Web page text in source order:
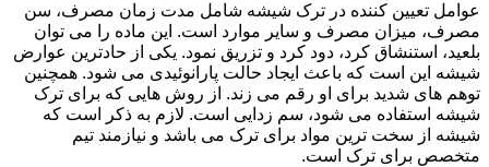
عوامل تعیین کننده در ترک شیشه شامل مدت زمان مصرف، سن
مصرف، میزان مصرف و سایر موارد است. این ماده را می توان
بلعید، استنشاق کرد، دود کرد و تزریق نمود. یکی از حادترین عوارض
شیشه این است که باعث ایجاد حالت پارانوئیدی می شود. همچنین
توهم های شدید برای او رقم می زند. از روش هایی که برای ترک
شیشه استفاده می شود، سم زدایی است. لازم به ذکر است که
شیشه از سخت ترین مواد برای ترک می باشد و نیازمند تیم
متخصص برای ترک است.